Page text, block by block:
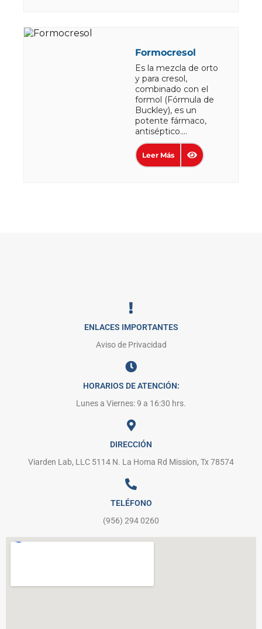
Formocresol
Es la mezcla de orto
y para cresol,
combinado con el
formol (Fórmula de
Buckley), es un
potente fármaco,
antiséptico....
Leer Más
ENLACES IMPORTANTES
Aviso de Privacidad
HORARIOS DE ATENCIÓN:
Lunes a Viernes: 9 a 16:30 hrs.
DIRECCIÓN
Viarden Lab, LLC 5114 N. La Homa Rd Mission, Tx 78574
TELÉFONO
(956) 294 0260